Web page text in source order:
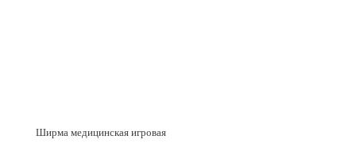
Ширма медицинская игровая